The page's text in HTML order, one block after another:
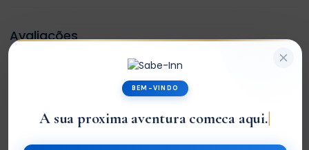
Avaliações
0/5
Not rated
BEM-VINDO
A sua proxima aventura comeca aqui.